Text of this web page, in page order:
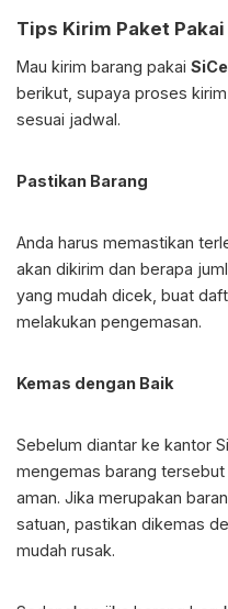
Tips Kirim Paket
Mau kirim barang pakai
berikut, supaya proses
sesuai jadwal.
Pastikan Barang
Anda harus memastikan
akan dikirim dan berapa
yang mudah dicek, buat
melakukan pengemasan.
Kemas dengan Baik
Sebelum diantar ke kantor
mengemas barang
aman. Jika merupakan
satuan, pastikan dikemas
mudah rusak.